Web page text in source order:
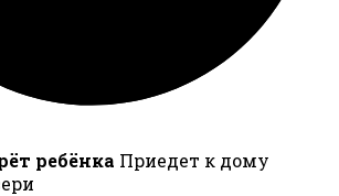
ребёнка Приедет к дому